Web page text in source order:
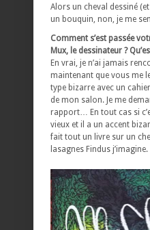
Alors un cheval dessiné
un bouquin, non, je me
Comment s’est passée
Mux, le dessinateur ?
En vrai, je n’ai jamais
maintenant que vous me
type bizarre avec un
de mon salon. Je me
rapport… En tout cas si
vieux et il a un accent
fait tout un livre sur un
lasagnes Findus j’imagine.